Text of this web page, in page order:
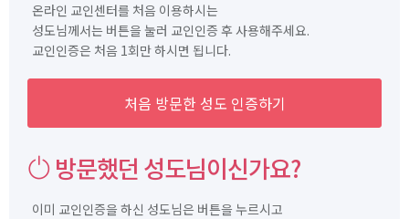
온라인 교인센터를 처음 이용하시는
성도님께서는 버튼을 눌러 교인인증 후 사용해주세요.
교인인증은 처음 1회만 하시면 됩니다.
처음 방문한 성도 인증하기
방문했던 성도님이신가요?
이미 교인인증을 하신 성도님은 버튼을 누르시고